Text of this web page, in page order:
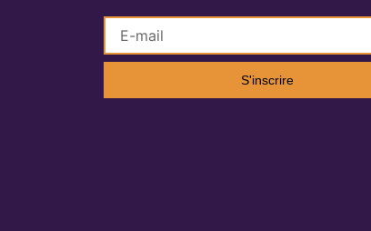
S'inscrire